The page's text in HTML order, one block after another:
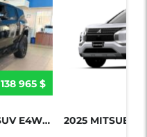
138 965 $
2026 GMC HUMMER EV SUV E4WD 4DR 2X...